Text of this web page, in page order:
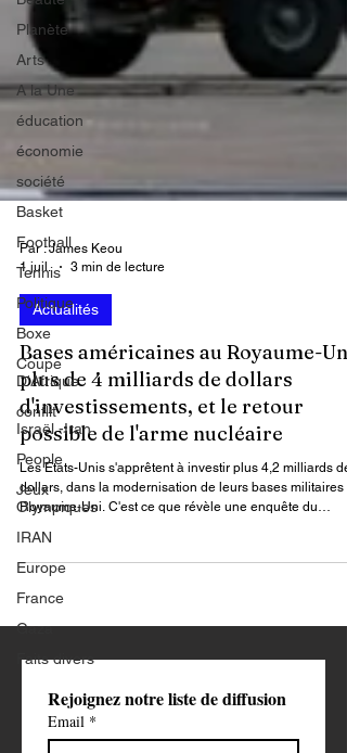
Planète
Arts
A la Une
éducation
économie
société
Basket
Football
Tennis
Politique
Boxe
Coupe
D'Afrique
conflit
Israël -Iran
People
Jeux
Olympiques
IRAN
Europe
France
Gaza
Faits divers
Par : James Keou
1 juil.
3 min de lecture
Actualités
Bases américaines au Royaume-Uni
plus de 4 milliards de dollars
d'investissements, et le retour
possible de l'arme nucléaire
Les États-Unis s'apprêtent à investir plus 4,2 milliards de
dollars, dans la modernisation de leurs bases militaires au
quotidien britannique The Guardian, qui s'appuie sur une
présentation d'ingénieurs militaires américains datée de
Congrès.
Rejoignez notre liste de diffusion